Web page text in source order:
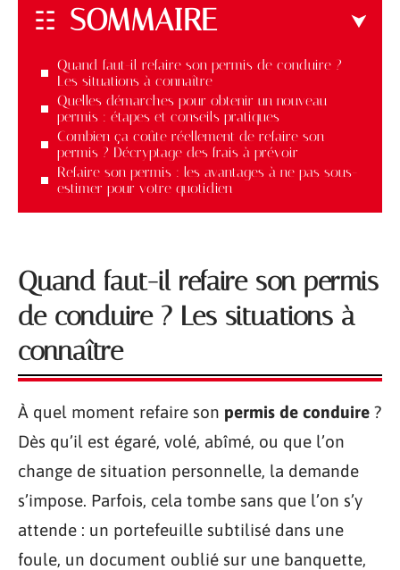
SOMMAIRE
Quand faut-il refaire son permis de conduire ?
Les situations à connaître
Quelles démarches pour obtenir un nouveau
permis : étapes et conseils pratiques
Combien ça coûte réellement de refaire son
permis ? Décryptage des frais à prévoir
Refaire son permis : les avantages à ne pas sous-
estimer pour votre quotidien
Quand faut-il refaire son permis
de conduire ? Les situations à
connaître
À quel moment refaire son permis de conduire ?
Dès qu’il est égaré, volé, abîmé, ou que l’on
change de situation personnelle, la demande
s’impose. Parfois, cela tombe sans que l’on s’y
attende : un portefeuille subtilisé dans une
foule, un document oublié sur une banquette,